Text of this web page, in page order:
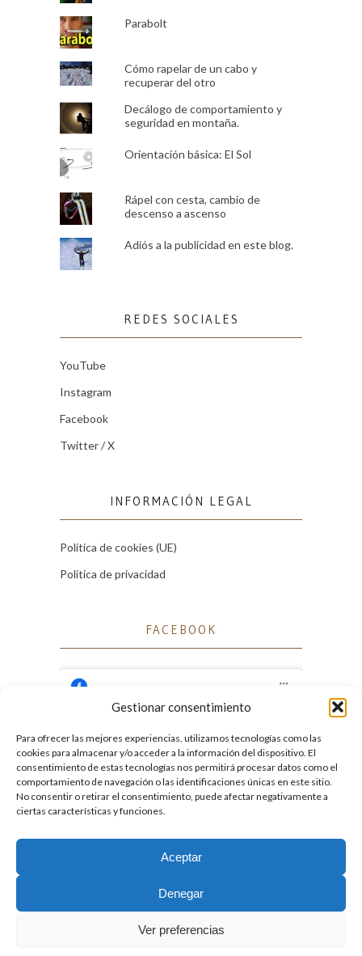
Gestionar consentimiento
Para ofrecer las mejores experiencias, utilizamos tecnologías como las
cookies para almacenar y/o acceder a la información del dispositivo. El
consentimiento de estas tecnologías nos permitirá procesar datos como el
comportamiento de navegación o las identificaciones únicas en este sitio.
No consentir o retirar el consentimiento, puede afectar negativamente a
ciertas características y funciones.
Aceptar
Denegar
Ver preferencias
Parabolt
Cómo rapelar de un cabo y
recuperar del otro
Decálogo de comportamiento y
seguridad en montaña.
Orientación básica: El Sol
Rápel con cesta, cambio de
descenso a ascenso
Adiós a la publicidad en este blog.
REDES SOCIALES
YouTube
Instagram
Facebook
Twitter / X
INFORMACIÓN LEGAL
Política de cookies (UE)
Política de privacidad
FACEBOOK
Facebook
Haz clic para aceptar cookies de marketing
y permitir este contenido